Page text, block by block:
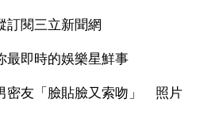
閱三立新聞網
即時的娛樂星鮮事
密友「臉貼臉又索吻」 照片